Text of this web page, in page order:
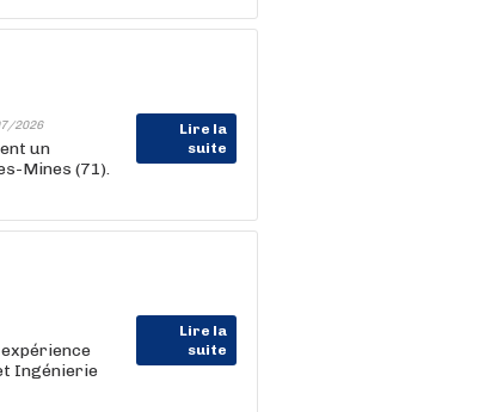
2026
Lire la
suite
un
Mines (71).
Lire la
suite
Ingénierie